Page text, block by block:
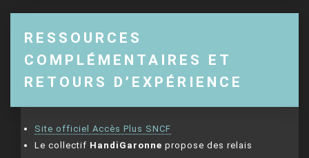
RESSOURCES
COMPLÉMENTAIRES ET
RETOURS D’EXPÉRIENCE
Site officiel Accès Plus SNCF
Le collectif HandiGaronne propose des relais